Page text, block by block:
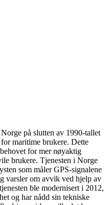
på slutten av 1990-tallet
maritime brukere. Dette
for mer nøyaktig
brukere. Tjenesten i Norge
som måler GPS-signalene
varsler om avvik ved hjelp av
ble modernisert i 2012,
og har nådd sin tekniske